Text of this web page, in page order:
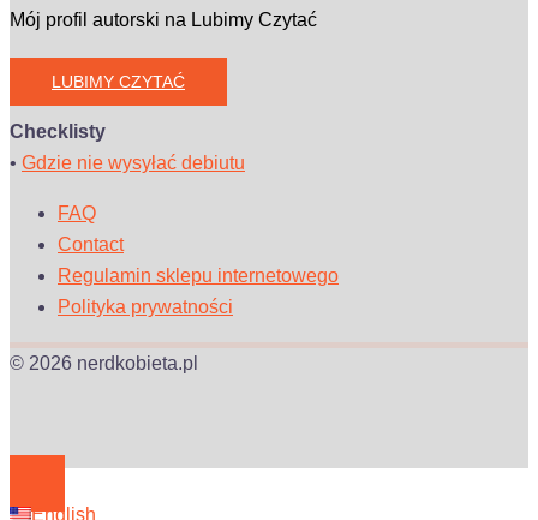
Mój profil autorski na Lubimy Czytać
LUBIMY CZYTAĆ
Checklisty
• Gdzie nie wysyłać debiutu
FAQ
Contact
Regulamin sklepu internetowego
Polityka prywatności
© 2026 nerdkobieta.pl
English